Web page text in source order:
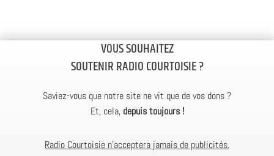
VOUS SOUHAITEZ
SOUTENIR RADIO COURTOISIE ?
Saviez-vous que notre site ne vit que de vos dons ?
Et, cela, depuis toujours !
Radio Courtoisie n’acceptera jamais de publicités.